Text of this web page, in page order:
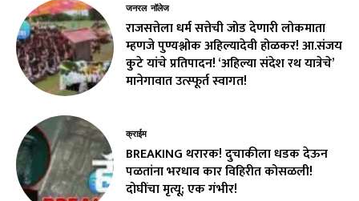
जनरल नॉलेज
राजसत्तेला धर्म सत्तेची जोड देणारी लोकमाता
म्हणजे पुण्यश्लोक अहिल्यादेवी होळकर! आ.संजय
कुटे यांचे प्रतिपादन! ‘अहिल्या संदेश रथ यात्रेचे’
मानेगावात उत्स्फूर्त स्वागत!
क्राईम
BREAKING थरारक! दुचाकीला धडक देऊन
पळतांना भरधाव कार विहिरीत कोसळली!
दोघींचा मृत्यू; एक गंभीर!